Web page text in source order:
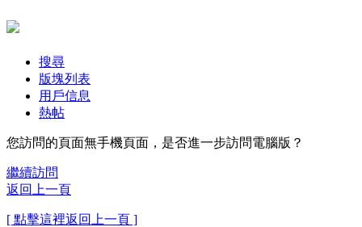
搜尋
版塊列表
用戶信息
熱帖
您訪問的頁面無手機頁面，是否進一步訪問電腦版？
繼續訪問
返回上一頁
[ 點擊這裡返回上一頁 ]